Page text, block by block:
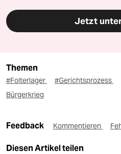
Jetzt
Themen
#Folterlager #Gerichtsprozess
Bürgerkrieg
Feedback Kommentieren
Diesen Artikel teilen